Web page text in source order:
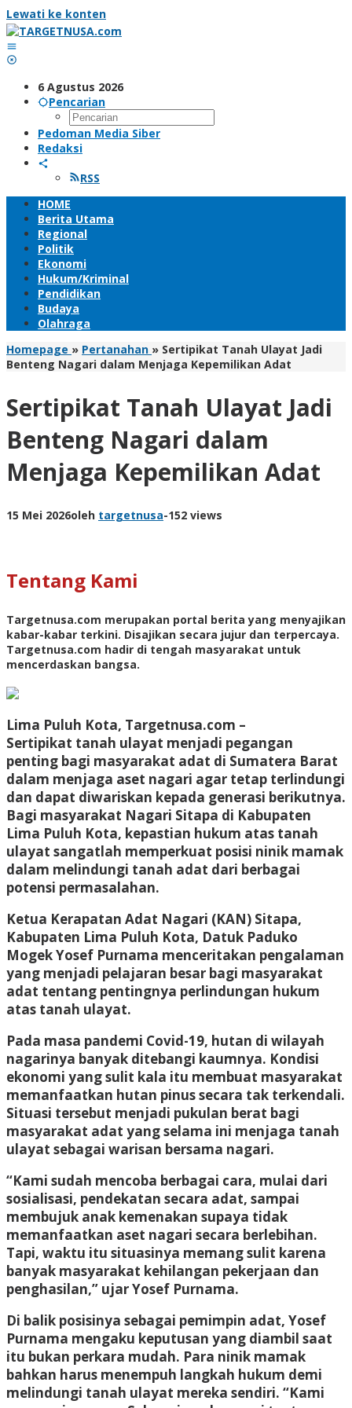
Lewati ke konten
6 Agustus 2026
Pencarian
Pedoman Media Siber
Redaksi
RSS
HOME
Berita Utama
Regional
Politik
Ekonomi
Hukum/Kriminal
Pendidikan
Budaya
Olahraga
Homepage » Pertanahan » Sertipikat Tanah Ulayat Jadi
Benteng Nagari dalam Menjaga Kepemilikan Adat
Sertipikat Tanah Ulayat Jadi
Benteng Nagari dalam
Menjaga Kepemilikan Adat
15 Mei 2026oleh targetnusa-152 views
Tentang Kami
Targetnusa.com merupakan portal berita yang menyajikan
kabar-kabar terkini. Disajikan secara jujur dan terpercaya.
Targetnusa.com hadir di tengah masyarakat untuk
mencerdaskan bangsa.
Lima Puluh Kota, Targetnusa.com –
Sertipikat tanah ulayat menjadi pegangan
penting bagi masyarakat adat di Sumatera Barat
dalam menjaga aset nagari agar tetap terlindungi
dan dapat diwariskan kepada generasi berikutnya.
Bagi masyarakat Nagari Sitapa di Kabupaten
Lima Puluh Kota, kepastian hukum atas tanah
ulayat sangatlah memperkuat posisi ninik mamak
dalam melindungi tanah adat dari berbagai
potensi permasalahan.
Ketua Kerapatan Adat Nagari (KAN) Sitapa,
Kabupaten Lima Puluh Kota, Datuk Paduko
Mogek Yosef Purnama menceritakan pengalaman
yang menjadi pelajaran besar bagi masyarakat
adat tentang pentingnya perlindungan hukum
atas tanah ulayat.
Pada masa pandemi Covid-19, hutan di wilayah
nagarinya banyak ditebangi kaumnya. Kondisi
ekonomi yang sulit kala itu membuat masyarakat
memanfaatkan hutan pinus secara tak terkendali.
Situasi tersebut menjadi pukulan berat bagi
masyarakat adat yang selama ini menjaga tanah
ulayat sebagai warisan bersama nagari.
“Kami sudah mencoba berbagai cara, mulai dari
sosialisasi, pendekatan secara adat, sampai
membujuk anak kemenakan supaya tidak
memanfaatkan aset nagari secara berlebihan.
Tapi, waktu itu situasinya memang sulit karena
banyak masyarakat kehilangan pekerjaan dan
penghasilan,” ujar Yosef Purnama.
Di balik posisinya sebagai pemimpin adat, Yosef
Purnama mengaku keputusan yang diambil saat
itu bukan perkara mudah. Para ninik mamak
bahkan harus menempuh langkah hukum demi
melindungi tanah ulayat mereka sendiri. “Kami